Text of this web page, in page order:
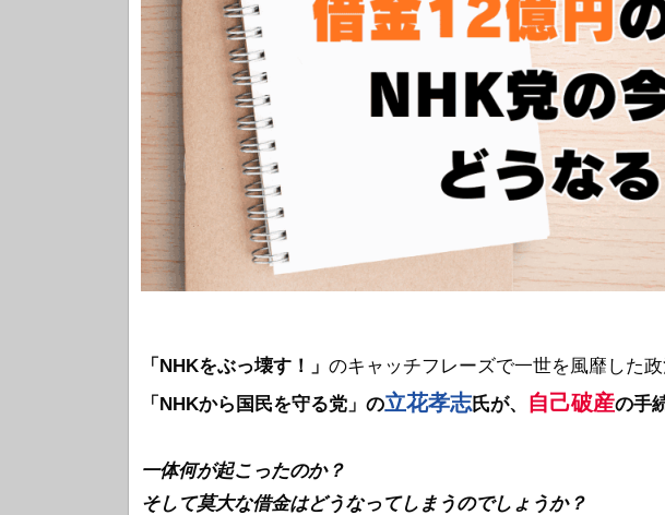
「NHKをぶっ壊す！」 のキャッチフレーズで一世を風靡した
「NHKから国民を守る党」の立花孝志氏が、 自己破産の手
一体何が起こったのか？
そして莫大な借金はどうなってしまうのでしょうか？